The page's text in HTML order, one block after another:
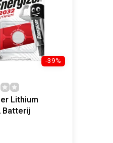
-39%
Lithium
Batterij